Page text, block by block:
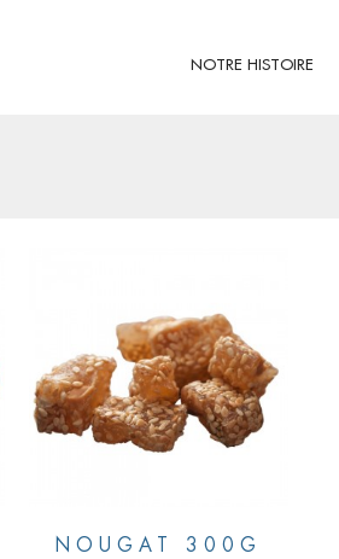
NOTRE HISTOIRE
NOUGAT 300G